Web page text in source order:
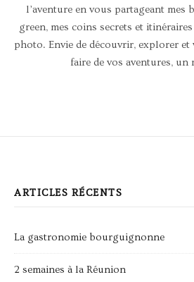
l’aventure en vous partageant mes
green, mes coins secrets et
photo. Envie de découvrir, explorer
faire de vos aventures, un
ARTICLES RÉCENTS
La gastronomie bourguignonne
2 semaines à la Réunion